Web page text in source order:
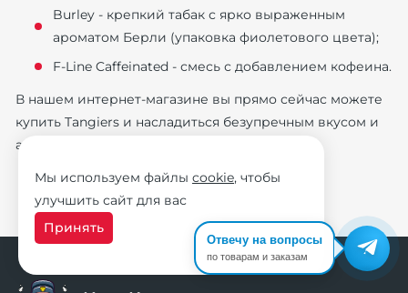
Мы используем файлы cookie, чтобы
улучшить сайт для вас
Принять
Burley - крепкий табак с ярко выраженным
ароматом Берли (упаковка фиолетового цвета);
F-Line Caffeinated - смесь с добавлением кофеина.
В нашем интернет-магазине вы прямо сейчас можете
купить Tangiers и насладиться безупречным вкусом и
ароматом премиальной табачной смеси.
Отвечу на вопросы
по товарам и заказам